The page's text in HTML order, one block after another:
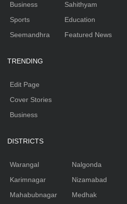
Business
Sports
Seemandhra
Sahithyam
Education
Featured News
TRENDING
Edit Page
Cover Stories
Business
DISTRICTS
Warangal
Karimnagar
Mahabubnagar
Nalgonda
Nizamabad
Medhak